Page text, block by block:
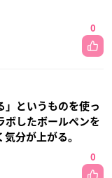
0
」というものを使っ
ボしたボールペンを
分が上がる。
0